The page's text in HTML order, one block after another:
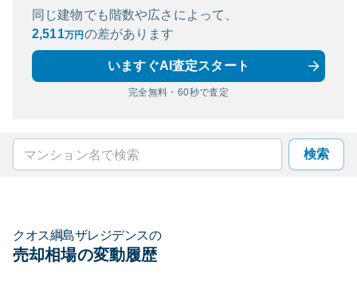
同じ建物でも階数や広さによって、
2,511万円 の差があります
いますぐAI査定スタート
完全無料・60秒で査定
検索
クオス綱島ザレジデンスの
売却相場の変動履歴